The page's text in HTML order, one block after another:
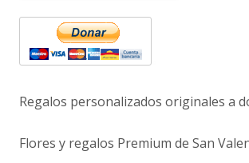
Regalos personalizados originales a
Flores y regalos Premium de San